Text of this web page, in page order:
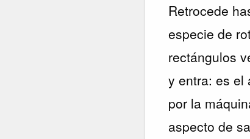
Retrocede
especie de
rectángulos
y entra: es el
por la
aspecto de